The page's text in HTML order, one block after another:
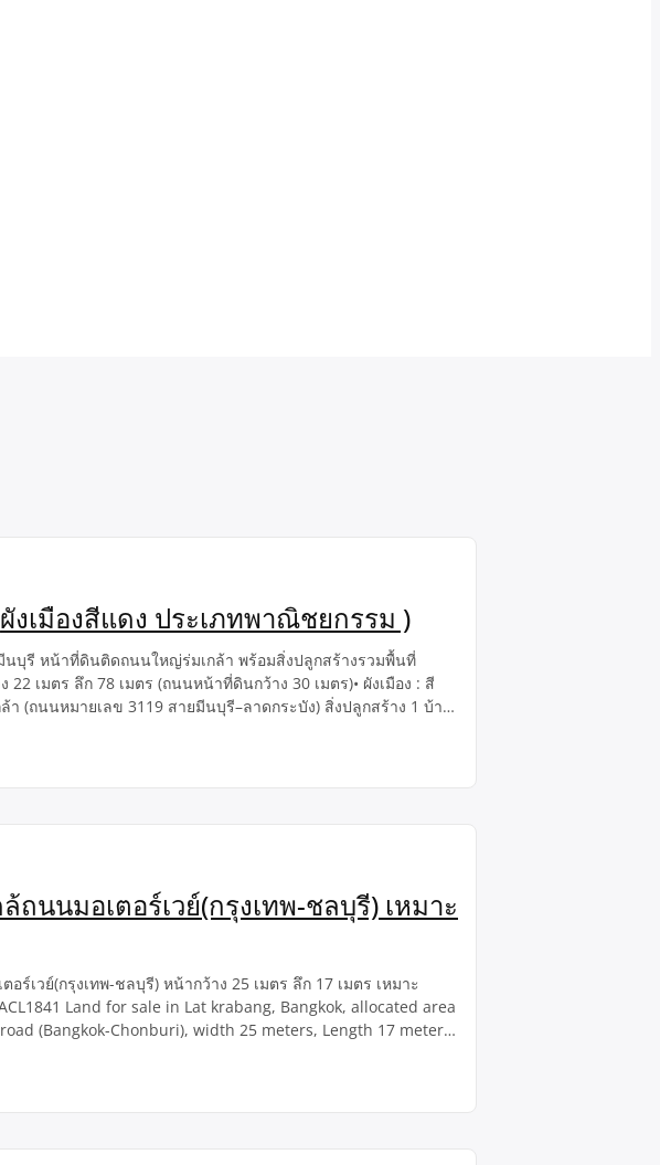
เมืองสีแดง ประเภทพาณิชยกรรม )
นบุรี หน้าที่ดินติดถนนใหญ่ร่มเกล้า พร้อมสิ่งปลูกสร้างรวมพื้นที่
เมตร ลึก 78 เมตร (ถนนหน้าที่ดินกว้าง 30 เมตร)• ผังเมือง : สี
(ถนนหมายเลข 3119 สายมีนบุรี–ลาดกระบัง) สิ่งปลูกสร้าง 1 บ้าน
นนมอเตอร์เวย์(กรุงเทพ-ชลบุรี) เหมาะ
ร์เวย์(กรุงเทพ-ชลบุรี) หน้ากว้าง 25 เมตร ลึก 17 เมตร เหมาะ
Land for sale in Lat krabang, Bangkok, allocated area
(Bangkok-Chonburi), width 25 meters, Length 17 meters,
in the future. ที่ตั้งทรัพย์ : ซอยคุ้มเกล้า62 แขวงลำปลาทิว เขต